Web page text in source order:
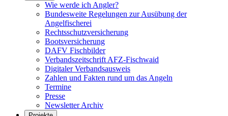
Wie werde ich Angler?
Bundesweite Regelungen zur Ausübung der
Angelfischerei
Rechtsschutzversicherung
Bootsversicherung
DAFV Fischbilder
Verbandszeitschrift AFZ-Fischwaid
Digitaler Verbandsausweis
Zahlen und Fakten rund um das Angeln
Termine
Presse
Newsletter Archiv